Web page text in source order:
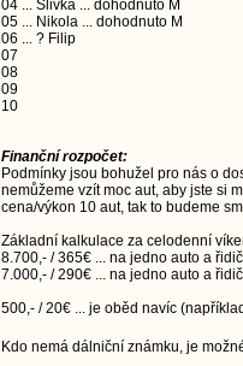
04 ... Slivka ... dohodnuto M
05 ... Nikola ... dohodnuto M
06 ... ? Filip
07
08
09
10
Finanční rozpočet:
Podmínky jsou bohužel pro nás o
nemůžeme vzít moc aut, aby jste si
cena/výkon 10 aut, tak to budeme
Základní kalkulace za celodenní
8.700,- / 365€ ... na jedno auto a
7.000,- / 290€ ... na jedno auto a
500,- / 20€ ... je oběd navíc
Kdo nemá dálniční známku, je